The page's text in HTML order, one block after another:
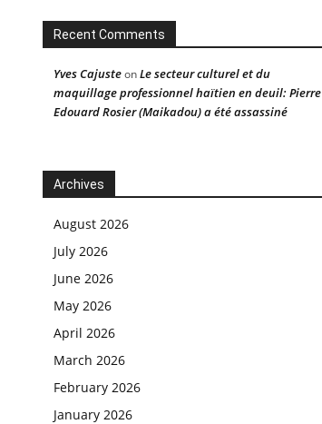
Recent Comments
Yves CajusteonLe secteur culturel et du
maquillage professionnel haïtien en deuil: Pierre
Edouard Rosier (Maikadou) a été assassiné
Archives
August 2026
July 2026
June 2026
May 2026
April 2026
March 2026
February 2026
January 2026